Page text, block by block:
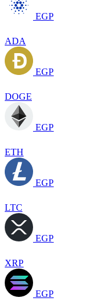
EGP
ADA
EGP
DOGE
EGP
ETH
EGP
LTC
EGP
XRP
EGP